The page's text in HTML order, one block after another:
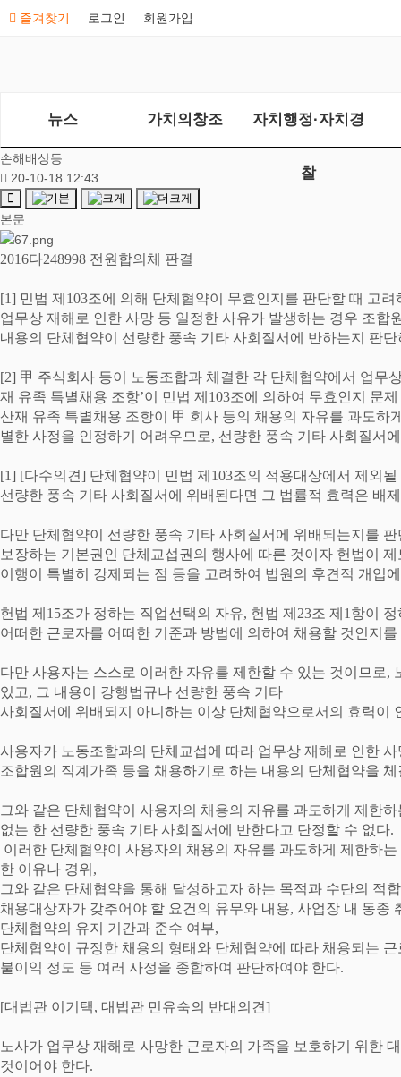
즐겨찾기 로그인 회원가입
뉴스 가치의창조 자치행정·자치경
찰
손해배상등
20-10-18 12:43
본문
2016다248998 전원합의체 판결
[1] 민법 제 103조에 의해 단체협약이 무효인지를 판단할 때 고
업무상 재해로 인한 사망 등 일정한 사유가 발생하는 경우 조합
내용의 단체협약이 선량한 풍속 기타 사회질서에 반하는지 판
[2] 甲 주식회사 등이 노동조합과 체결한 각 단체협약에서 업무
재 유족 특별채용 조항’이 민법 제 103조에 의하여 무효인지 문
산재 유족 특별채용 조항이 甲 회사 등의 채용의 자유를 과도하
별한 사정을 인정하기 어려우므로, 선량한 풍속 기타 사회질서
[1] [다수의견] 단체협약이 민법 제 103조의 적용대상에서 제외
선량한 풍속 기타 사회질서에 위배된다면 그 법률적 효력은 배
다만 단체협약이 선량한 풍속 기타 사회질서에 위배되는지를
보장하는 기본권인 단체교섭권의 행사에 따른 것이자 헌법이
이행이 특별히 강제되는 점 등을 고려하여 법원의 후견적 개입
헌법 제 15조가 정하는 직업선택의 자유, 헌법 제 23조 제 1 항이
어떠한 근로자를 어떠한 기준과 방법에 의하여 채용할 것인지
다만 사용자는 스스로 이러한 자유를 제한할 수 있는 것이므로,
있고, 그 내용이 강행법규나 선량한 풍속 기타
사회질서에 위배되지 아니하는 이상 단체협약으로서의 효력이
사용자가 노동조합과의 단체교섭에 따라 업무상 재해로 인한
조합원의 직계가족 등을 채용하기로 하는 내용의 단체협약을
그와 같은 단체협약이 사용자의 채용의 자유를 과도하게 제한
없는 한 선량한 풍속 기타 사회질서에 반한다고 단정할 수 없다.
이러한 단체협약이 사용자의 채용의 자유를 과도하게 제한하
한 이유나 경위 ,
그와 같은 단체협약을 통해 달성하고자 하는 목적과 수단의 적
채용대상자가 갖추어야 할 요건의 유무와 내용, 사업장 내 동종
단체협약의 유지 기간과 준수 여부,
단체협약이 규정한 채용의 형태와 단체협약에 따라 채용되는
불이익 정도 등 여러 사정을 종합하여 판단하여야 한다.
[대법관 이기택, 대법관 민유숙의 반대의견]
노사가 업무상 재해로 사망한 근로자의 가족을 보호하기 위한
것이어야 한다.